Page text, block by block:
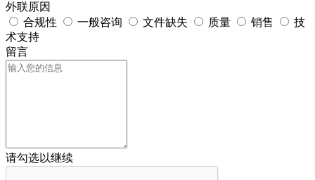
外联原因
合规性
一般咨询 文件缺失 质量 销售
技
术支持
留言
请勾选以继续